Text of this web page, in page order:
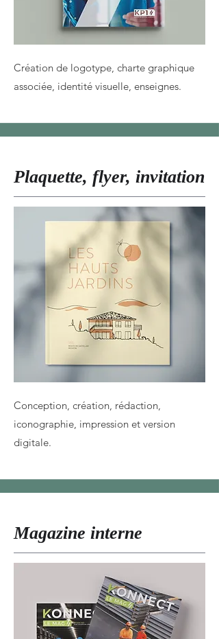
Création de logotype, charte graphique
associée, identité visuelle, enseignes.
Plaquette, flyer, invitation
Conception, création, rédaction,
iconographie, impression et version
digitale.
Magazine interne